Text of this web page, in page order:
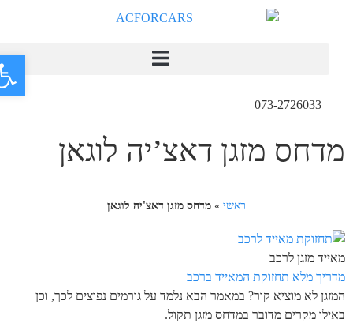
073-2726033
מדחס מזגן דאצ’יה לוגאן
ראשי»מדחס מזגן דאצ'יה לוגאן
מאייד מזגן לרכב
מדריך מלא תחזוקת המאייד ברכב
המזגן לא מוציא קור? במאמר הבא נלמד על גורמים נפוצים לכך, וכן
באילו מקרים מדובר במדחס מזגן תקול.